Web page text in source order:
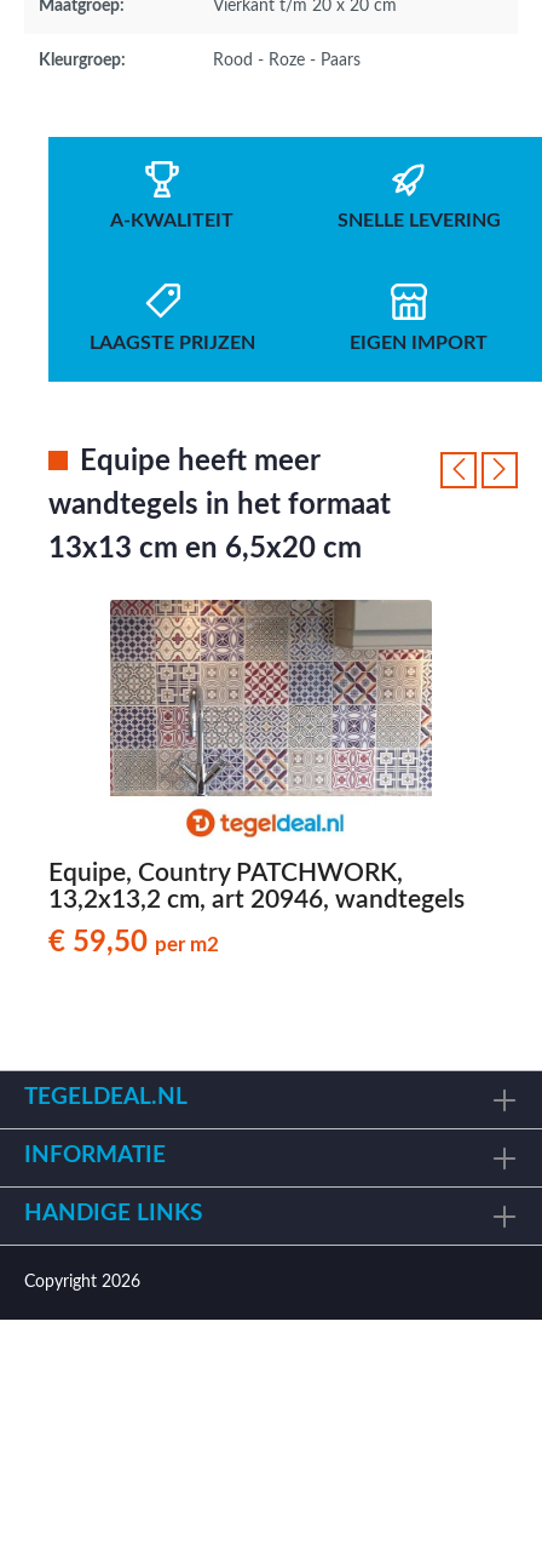
Maatgroep: Vierkant t/m 20 x 20 cm
Kleurgroep: Rood - Roze - Paars
A-KWALITEIT SNELLE LEVERING
LAAGSTE PRIJZEN EIGEN IMPORT
Equipe heeft meer
wandtegels in het formaat
13x13 cm en 6,5x20 cm
Equipe, Country PATCHWORK,
13,2x13,2 cm, art 20946, wandtegels
€ 59,50 per m2
TEGELDEAL.NL
INFORMATIE
HANDIGE LINKS
Copyright 2026